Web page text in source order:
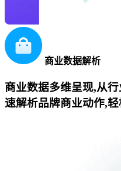
商业数据解析
商业数据多维呈现,从
速解析品牌商业动作,轻